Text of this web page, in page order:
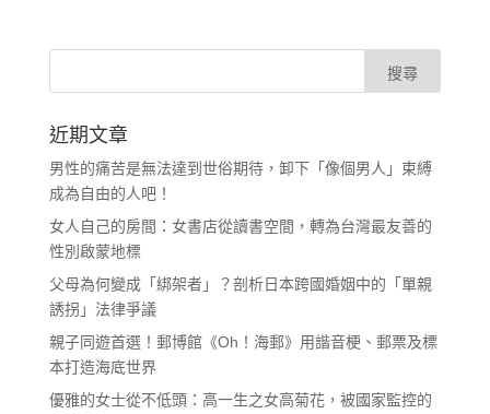
近期文章
男性的痛苦是無法達到世俗期待，卸下「像個男人」束縛
成為自由的人吧！
女人自己的房間：女書店從讀書空間，轉為台灣最友善的
性別啟蒙地標
父母為何變成「綁架者」？剖析日本跨國婚姻中的「單親
誘拐」法律爭議
親子同遊首選！郵博館《Oh！海郵》用諧音梗、郵票及標
本打造海底世界
優雅的女士從不低頭：高一生之女高菊花，被國家監控的